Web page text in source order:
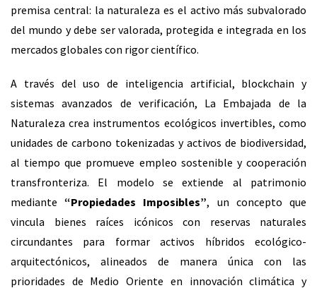
premisa central: la naturaleza es el activo más subvalorado
del mundo y debe ser valorada, protegida e integrada en los
mercados globales con rigor científico.
A través del uso de inteligencia artificial, blockchain y
sistemas avanzados de verificación, La Embajada de la
Naturaleza crea instrumentos ecológicos invertibles, como
unidades de carbono tokenizadas y activos de biodiversidad,
al tiempo que promueve empleo sostenible y cooperación
transfronteriza. El modelo se extiende al patrimonio
mediante“Propiedades Imposibles”, un concepto que
vincula bienes raíces icónicos con reservas naturales
circundantes para formar activos híbridos ecológico-
arquitectónicos, alineados de manera única con las
prioridades de Medio Oriente en innovación climática y